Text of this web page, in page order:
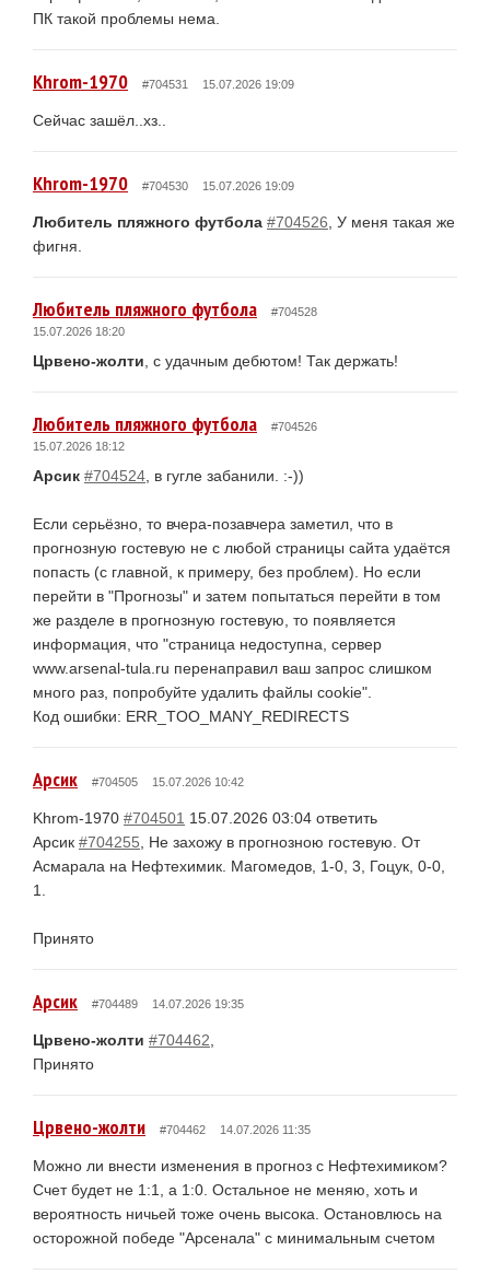
ПК такой проблемы нема.
Khrom-1970 #704531 15.07.2026 19:09
Сейчас зашёл..хз..
Khrom-1970 #704530 15.07.2026 19:09
Любитель пляжного футбола #704526 , У меня такая же
фигня.
Любитель пляжного футбола
#704528
15.07.2026 18:20
Црвено-жолти , с удачным дебютом! Так держать!
Любитель пляжного футбола
#704526
15.07.2026 18:12
Арсик #704524 , в гугле забанили. :-))
Если серьёзно, то вчера-позавчера заметил, что в
прогнозную гостевую не с любой страницы сайта удаётся
попасть (с главной, к примеру, без проблем). Но если
перейти в "Прогнозы" и затем попытаться перейти в том
же разделе в прогнозную гостевую, то появляется
информация, что "страница недоступна, сервер
www.arsenal-tula.ru перенаправил ваш запрос слишком
много раз, попробуйте удалить файлы cookie".
Код ошибки: ERR_TOO_MANY_REDIRECTS
Арсик #704505 15.07.2026 10:42
Khrom-1970 #704501 15.07.2026 03:04 ответить
Арсик #704255 , Не захожу в прогнозною гостевую. От
Асмарала на Нефтехимик. Магомедов, 1-0, 3, Гоцук, 0-0,
1.
Принято
Арсик #704489 14.07.2026 19:35
Црвено-жолти #704462
Принято
Црвено-жолти #704462 14.07.2026 11:35
Можно ли внести изменения в прогноз с Нефтехимиком?
Счет будет не 1:1, а 1:0. Остальное не меняю, хоть и
вероятность ничьей тоже очень высока. Остановлюсь на
осторожной победе "Арсенала" с минимальным счетом